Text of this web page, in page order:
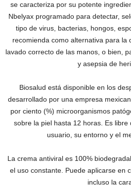
se caracteriza por su potente
Nbelyax programado para detectar,
tipo de virus, bacterias, hongos,
recomienda como alternativa para la
lavado correcto de las manos, o bien,
y asepsia de
Biosalud está disponible en los
desarrollado por una empresa
por ciento (%) microorganismos
sobre la piel hasta 12 horas. Es
usuario, su entorno y el
La crema antiviral es 100%
el uso constante. Puede aplicarse en
incluso la